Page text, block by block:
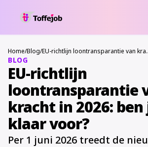
Home/Blog/ EU-richtlijn
BLOG
EU-richtlijn
loontransparantie
kracht in 2026:
klaar voor?
Per 1 juni 2026 treedt de